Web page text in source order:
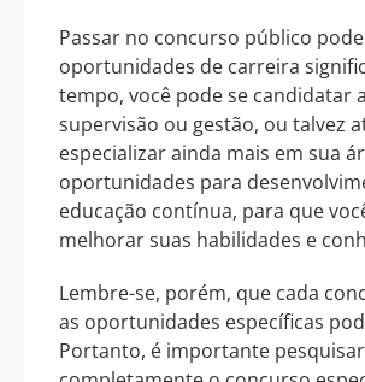
Passar no concurso público
oportunidades de carreira
tempo, você pode se candidatar
supervisão ou gestão, ou talvez
especializar ainda mais em sua
oportunidades para
educação contínua, para que
melhorar suas habilidades e
Lembre-se, porém, que cada
as oportunidades específicas
Portanto, é importante